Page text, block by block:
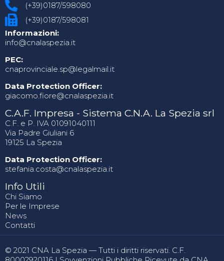
(+39)0187/598080
(+39)0187/598081
Informazioni:
info@cnalaspezia.it
PEC:
cnaprovinciale.sp@legalmail.it
Data Protection Officer:
giacomo.fiore@cnalaspezia.it
C.A.F. Impresa - Sistema C.N.A. La Spezia srl
C.F. e P. IVA 01091040111
Via Padre Giuliani 6
19125 La Spezia
Data Protection Officer:
stefania.costa@cnalaspezia.it
Info Utili
Chi Siamo
Per le Imprese
News
Contatti
© 2021 CNA La Spezia — Tutti i diritti riservati. C.F.